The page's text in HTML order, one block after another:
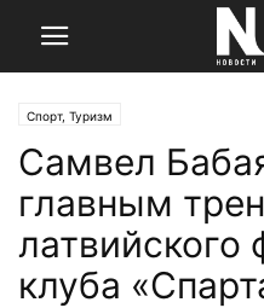
Спорт, Туризм
Самвел
главным
латвийского
клуба